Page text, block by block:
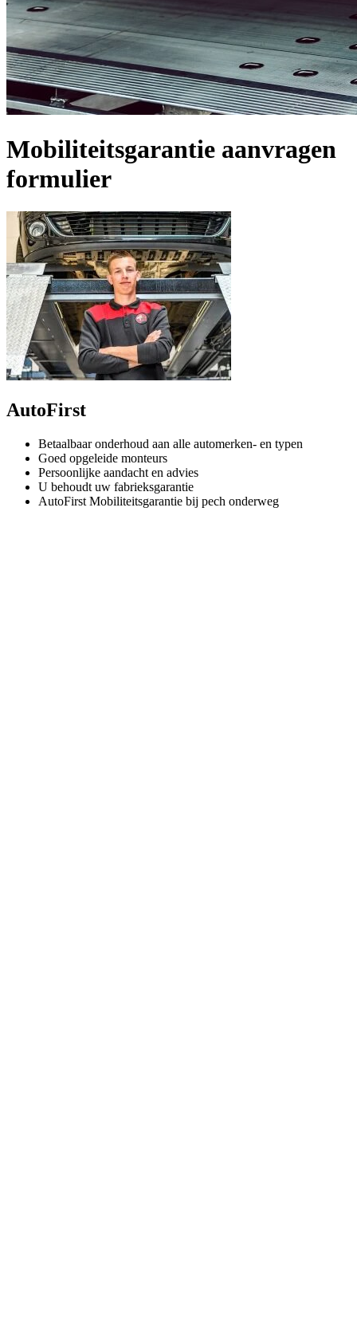
Mobiliteitsgarantie aanvragen
formulier
AutoFirst
Betaalbaar onderhoud aan alle automerken- en typen
Goed opgeleide monteurs
Persoonlijke aandacht en advies
U behoudt uw fabrieksgarantie
AutoFirst Mobiliteitsgarantie bij pech onderweg